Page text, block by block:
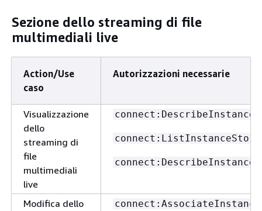
Sezione dello streaming di file
multimediali live
Action/Use
caso
Autorizzazioni necessarie
Visualizzazione
dello
streaming di
file
multimediali
live
connect:DescribeInstance
Modifica dello